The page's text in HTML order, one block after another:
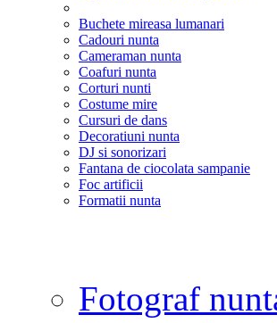
Buchete mireasa lumanari
Cadouri nunta
Cameraman nunta
Coafuri nunta
Corturi nunti
Costume mire
Cursuri de dans
Decoratiuni nunta
DJ si sonorizari
Fantana de ciocolata sampanie
Foc artificii
Formatii nunta
Fotograf